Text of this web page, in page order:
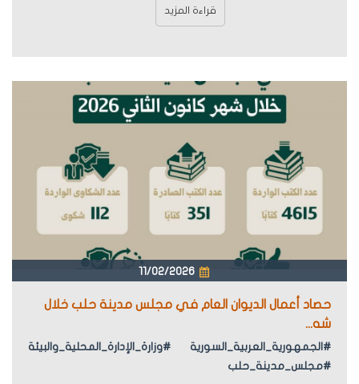
قراءة المزيد
11/02/2026
حصاد أعمال الديوان العام في مجلس مدينة حلب خلال
شه...
#الجمهورية_العربية_السورية #وزارة_الإدارة_المحلية_والبيئة
#مجلس_مدينة_حلب